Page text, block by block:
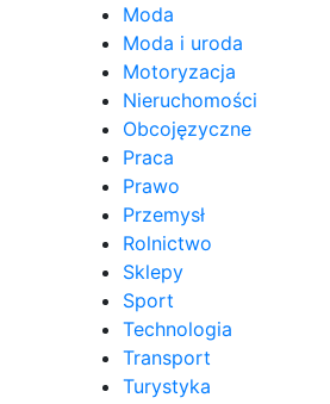
Moda
Moda i uroda
Motoryzacja
Nieruchomości
Obcojęzyczne
Praca
Prawo
Przemysł
Rolnictwo
Sklepy
Sport
Technologia
Transport
Turystyka